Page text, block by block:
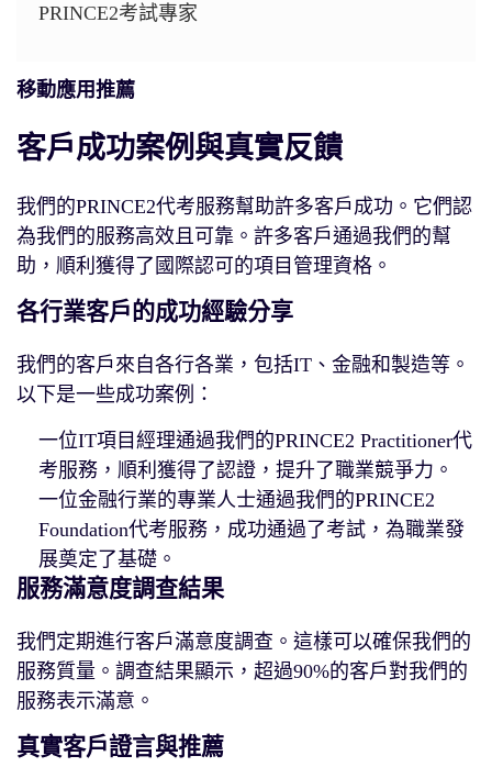
PRINCE2考試專家
移動應用推薦
客戶成功案例與真實反饋
我們的PRINCE2代考服務幫助許多客戶成功。它們認
為我們的服務高效且可靠。許多客戶通過我們的幫
助，順利獲得了國際認可的項目管理資格。
各行業客戶的成功經驗分享
我們的客戶來自各行各業，包括IT、金融和製造等。
以下是一些成功案例：
一位IT項目經理通過我們的PRINCE2 Practitioner代
考服務，順利獲得了認證，提升了職業競爭力。
一位金融行業的專業人士通過我們的PRINCE2
Foundation代考服務，成功通過了考試，為職業發
展奠定了基礎。
服務滿意度調查結果
我們定期進行客戶滿意度調查。這樣可以確保我們的
服務質量。調查結果顯示，超過90%的客戶對我們的
服務表示滿意。
真實客戶證言與推薦